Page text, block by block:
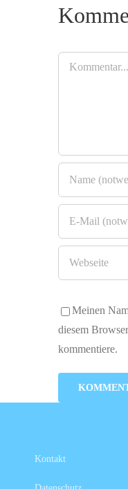
Kommentar
Meinen
diesem
kommentiere.
Kontakt